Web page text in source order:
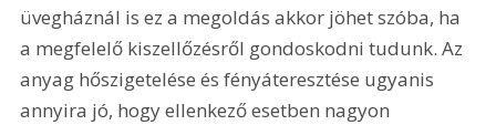
üvegháznál is ez a megoldás akkor jöhet szóba, ha
a megfelelő kiszellőzésről gondoskodni tudunk. Az
anyag hőszigetelése és fényáteresztése ugyanis
annyira jó, hogy ellenkező esetben nagyon